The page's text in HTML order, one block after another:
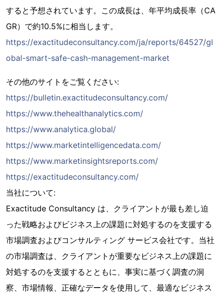
すると予想されています。この成長は、年平均成長率（CA
GR）で約10.5%に相当します。
https://exactitudeconsultancy.com/ja/reports/64527/gl
obal-smart-safe-cash-management-market
その他のサイトをご覧ください:
https://bulletin.exactitudeconsultancy.com/
https://www.thehealthanalytics.com/
https://www.analytica.global/
https://www.marketintelligencedata.com/
https://www.marketinsightsreports.com/
https://exactitudeconsultancy.com/
当社について:
Exactitude Consultancy は、クライアントが最も差し迫
った戦略およびビジネス上の課題に対処するのを支援する
市場調査およびコンサルティング サービス会社です。当社
の市場調査は、クライアントが重要なビジネス上の課題に
対処するのを支援するとともに、事実に基づく調査の洞
察、市場情報、正確なデータを使用して、最適なビジネス